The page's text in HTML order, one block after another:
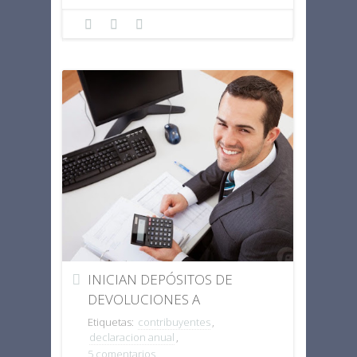
INICIAN DEPÓSITOS DE
DEVOLUCIONES A
ASALARIADOS QUE YA
PRESENTARON SU
Etiquetas: contribuyentes,
declaracion anual ,
5 comentarios